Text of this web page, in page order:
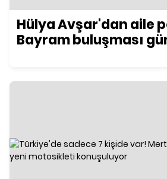
Hülya Avşar'dan aile
Bayram buluşması